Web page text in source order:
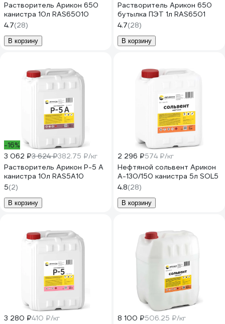
Растворитель Арикон 650
канистра 10л RAS65010
4.7(28)
В корзину
Растворитель Арикон 650
бутылка ПЭТ 1л RAS6501
4.7(28)
В корзину
-16%
3 062 ₽3 624 ₽382.75 ₽/кг
Растворитель Арикон Р-5 А
канистра 10л RAS5A10
5(2)
В корзину
2 296 ₽574 ₽/кг
Нефтяной сольвент Арикон
А-130/150 канистра 5л SOL5
4.8(28)
В корзину
3 280 ₽410 ₽/кг
8 100 ₽506.25 ₽/кг